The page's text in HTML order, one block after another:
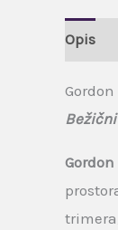
Opis